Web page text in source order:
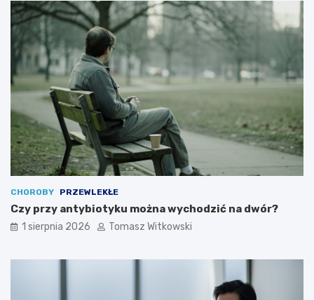
CHOROBY PRZEWLEKŁE
Czy przy antybiotyku można wychodzić na dwór?
1 sierpnia 2026 Tomasz Witkowski